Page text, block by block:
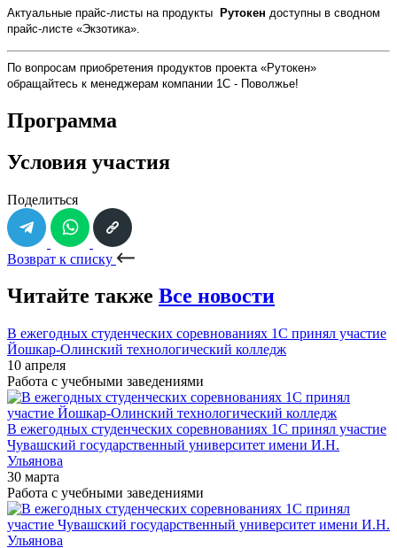
Актуальные прайс-листы на продукты Рутокен доступны в сводном
прайс-листе «Экзотика».
По вопросам приобретения продуктов проекта «Рутокен»
обращайтесь к менеджерам компании 1С - Поволжье!
Программа
Условия участия
Поделиться
Возврат к списку
Читайте также Все новости
В ежегодных студенческих соревнованиях 1С принял участие
Йошкар-Олинский технологический колледж
10 апреля
Работа с учебными заведениями
В ежегодных студенческих соревнованиях 1С принял участие
Чувашский государственный университет имени И.Н.
Ульянова
30 марта
Работа с учебными заведениями